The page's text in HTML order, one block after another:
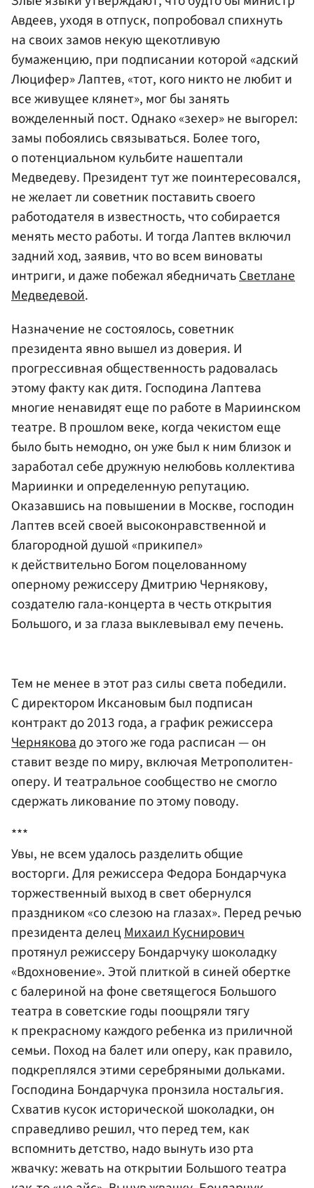
Авдеев, уходя в отпуск, попробовал спихнуть
на своих замов некую щекотливую
бумаженцию, при подписании которой «адский
Люцифер» Лаптев, «тот, кого никто не любит и
все живущее клянет», мог бы занять
вожделенный пост. Однако «зехер» не выгорел:
замы побоялись связываться. Более того,
о потенциальном кульбите нашептали
Медведеву. Президент тут же поинтересовался,
не желает ли советник поставить своего
работодателя в известность, что собирается
менять место работы. И тогда Лаптев включил
задний ход, заявив, что во всем виноваты
интриги, и даже побежал ябедничатьСветлане
Медведевой.
Назначение не состоялось, советник
президента явно вышел из доверия. И
прогрессивная общественность радовалась
этому факту как дитя. Господина Лаптева
многие ненавидят еще по работе в Мариинском
театре. В прошлом веке, когда чекистом еще
было быть немодно, он уже был к ним близок и
заработал себе дружную нелюбовь коллектива
Мариинки и определенную репутацию.
Оказавшись на повышении в Москве, господин
Лаптев всей своей высоконравственной и
благородной душой «прикипел»
к действительно Богом поцелованному
оперному режиссеру Дмитрию Чернякову,
создателю гала-концерта в честь открытия
Большого, и за глаза выклевывал ему печень.
Тем не менее в этот раз силы света победили.
С директором Иксановым был подписан
контракт до 2013 года, а график режиссера
Черняковадо этого же года расписан — он
ставит везде по миру, включая Метрополитен-
оперу. И театральное сообщество не смогло
сдержать ликование по этому поводу.
***
Увы, не всем удалось разделить общие
восторги. Для режиссера Федора Бондарчука
торжественный выход в свет обернулся
праздником «со слезою на глазах». Перед речью
президента делецМихаил Куснирович
протянул режиссеру Бондарчуку шоколадку
«Вдохновение». Этой плиткой в синей обертке
с балериной на фоне светящегося Большого
театра в советские годы поощряли тягу
к прекрасному каждого ребенка из приличной
семьи. Поход на балет или оперу, как правило,
подкреплялся этими серебряными дольками.
Господина Бондарчука пронзила ностальгия.
Схватив кусок исторической шоколадки, он
справедливо решил, что перед тем, как
вспомнить детство, надо вынуть изо рта
жвачку: жевать на открытии Большого театра